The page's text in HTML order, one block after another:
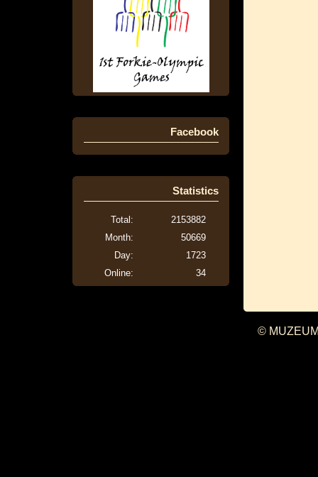
Facebook
Statistics
Online: 34
Total:
2153882
Month:
50669
Day:
1723
©